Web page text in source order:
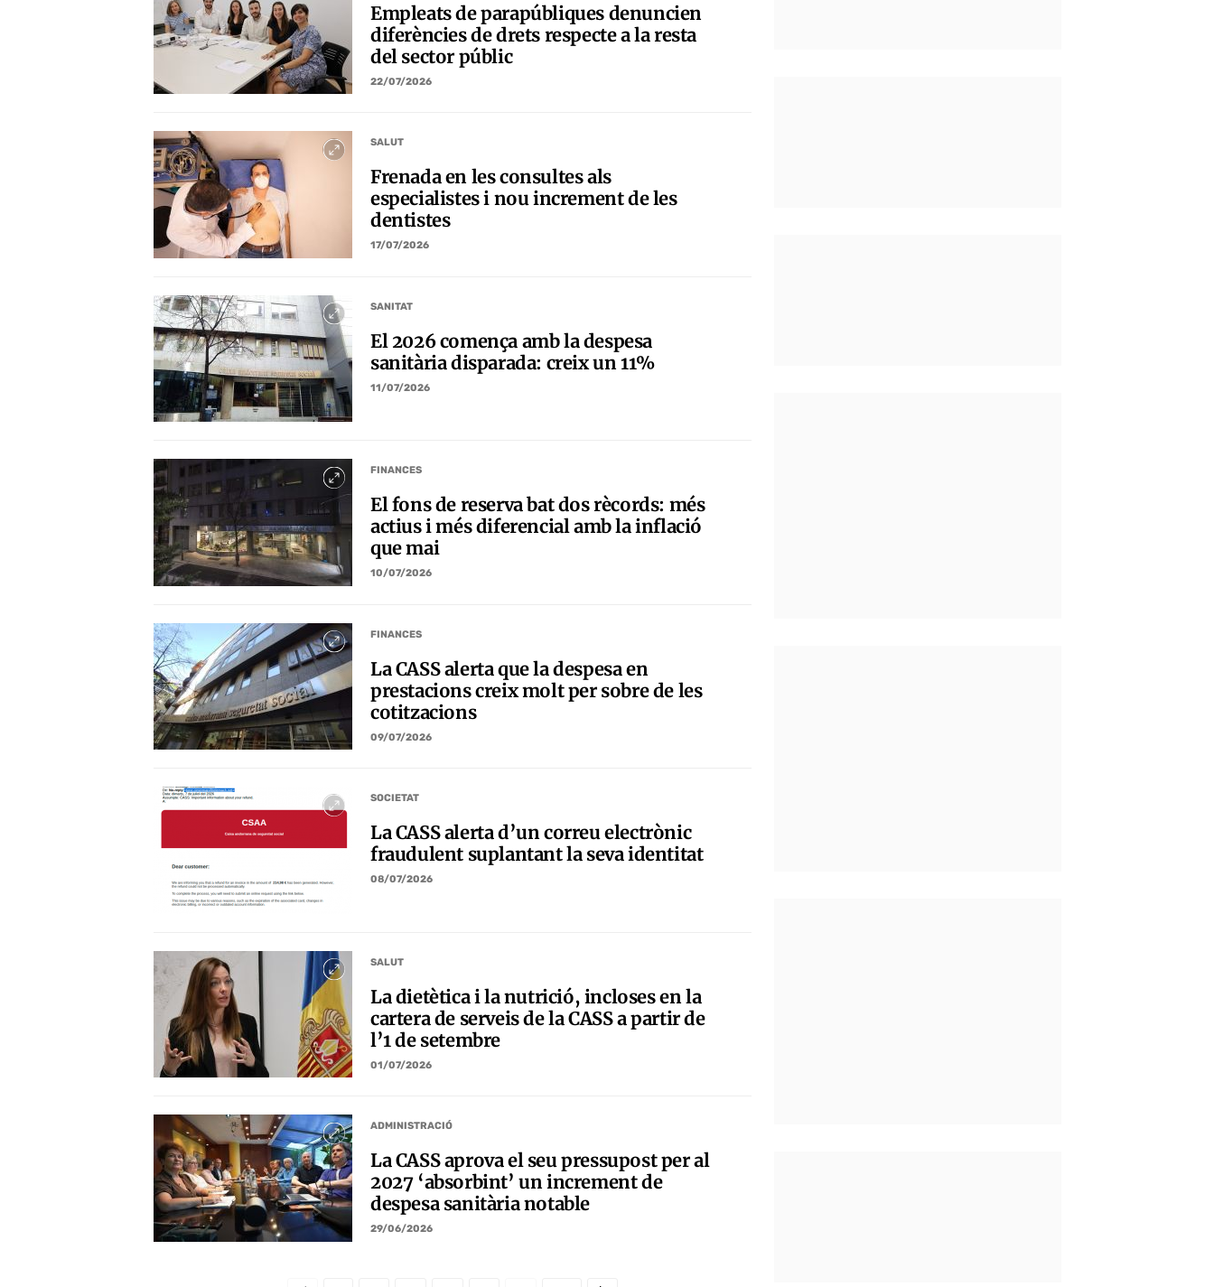
Empleats de parapúbliques denuncien
diferències de drets respecte a la resta
del sector públic
22/07/2026
SALUT
Frenada en les consultes als
especialistes i nou increment de les
dentistes
17/07/2026
SANITAT
El 2026 comença amb la despesa
sanitària disparada: creix un 11%
11/07/2026
FINANCES
El fons de reserva bat dos rècords: més
actius i més diferencial amb la inflació
que mai
10/07/2026
FINANCES
La CASS alerta que la despesa en
prestacions creix molt per sobre de les
cotitzacions
09/07/2026
SOCIETAT
La CASS alerta d’un correu electrònic
fraudulent suplantant la seva identitat
08/07/2026
SALUT
La dietètica i la nutrició, incloses en la
cartera de serveis de la CASS a partir de
l’1 de setembre
01/07/2026
ADMINISTRACIÓ
La CASS aprova el seu pressupost per al
2027 ‘absorbint’ un increment de
despesa sanitària notable
29/06/2026